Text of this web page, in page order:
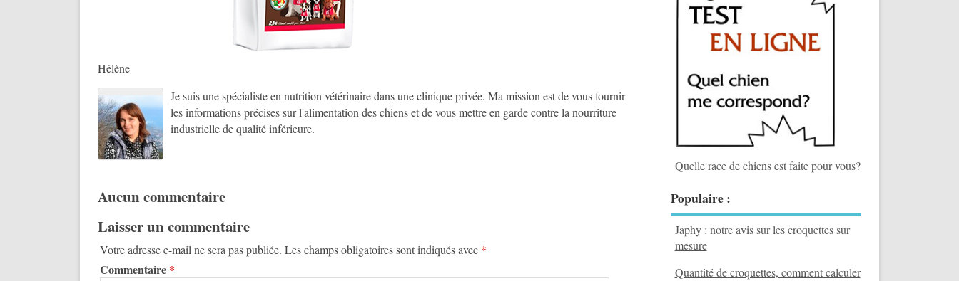
Hélène
Je suis une spécialiste en nutrition vétérinaire dans une clinique privée. Ma mission est de vous fournir
les informations précises sur l'alimentation des chiens et de vous mettre en garde contre la nourriture
industrielle de qualité inférieure.
Aucun commentaire
Laisser un commentaire
Votre adresse e-mail ne sera pas publiée. Les champs obligatoires sont indiqués avec *
Commentaire *
Quelle race de chiens est faite pour vous?
Populaire :
Japhy : notre avis sur les croquettes sur
mesure
Quantité de croquettes, comment calculer